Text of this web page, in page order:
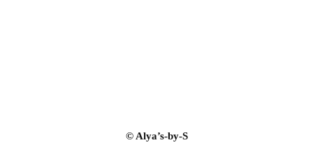
© Alya’s-by-S